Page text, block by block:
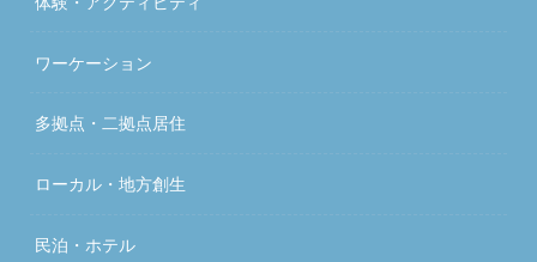
ワーケーション
多拠点・二拠点居住
ローカル・地方創生
民泊・ホテル